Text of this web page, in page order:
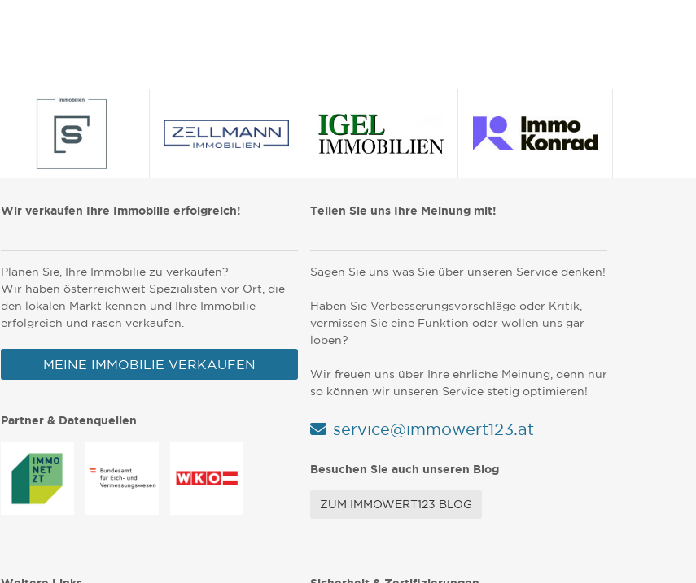
Wir verkaufen Ihre Immobilie erfolgreich!
Planen Sie, Ihre Immobilie zu verkaufen?
Wir haben österreichweit Spezialisten vor Ort, die
den lokalen Markt kennen und Ihre Immobilie
erfolgreich und rasch verkaufen.
MEINE IMMOBILIE VERKAUFEN
Partner & Datenquellen
Teilen Sie uns Ihre Meinung mit!
Sagen Sie uns was Sie über unseren Service denken!
Haben Sie Verbesserungsvorschläge oder Kritik,
vermissen Sie eine Funktion oder wollen uns gar
loben?
Wir freuen uns über Ihre ehrliche Meinung, denn nur
so können wir unseren Service stetig optimieren!
service@immowert123.at
Besuchen Sie auch unseren Blog
ZUM IMMOWERT123 BLOG